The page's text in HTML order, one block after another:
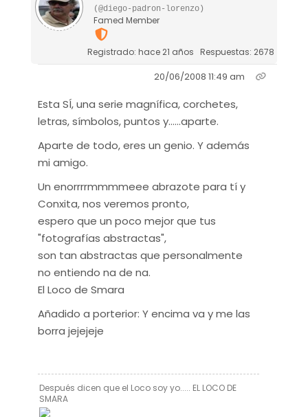
(@diego-padron-lorenzo)
Famed Member
Registrado: hace 21 años Respuestas: 2678
20/06/2008 11:49 am
Esta SÍ, una serie magnífica, corchetes,
letras, símbolos, puntos y......aparte.
Aparte de todo, eres un genio. Y además
mi amigo.
Un enorrrrmmmmeee abrazote para tí y
Conxita, nos veremos pronto,
espero que un poco mejor que tus
"fotografías abstractas",
son tan abstractas que personalmente
no entiendo na de na.
El Loco de Smara
Añadido a porterior: Y encima va y me las
borra jejejeje
Después dicen que el Loco soy yo..... EL LOCO DE
SMARA